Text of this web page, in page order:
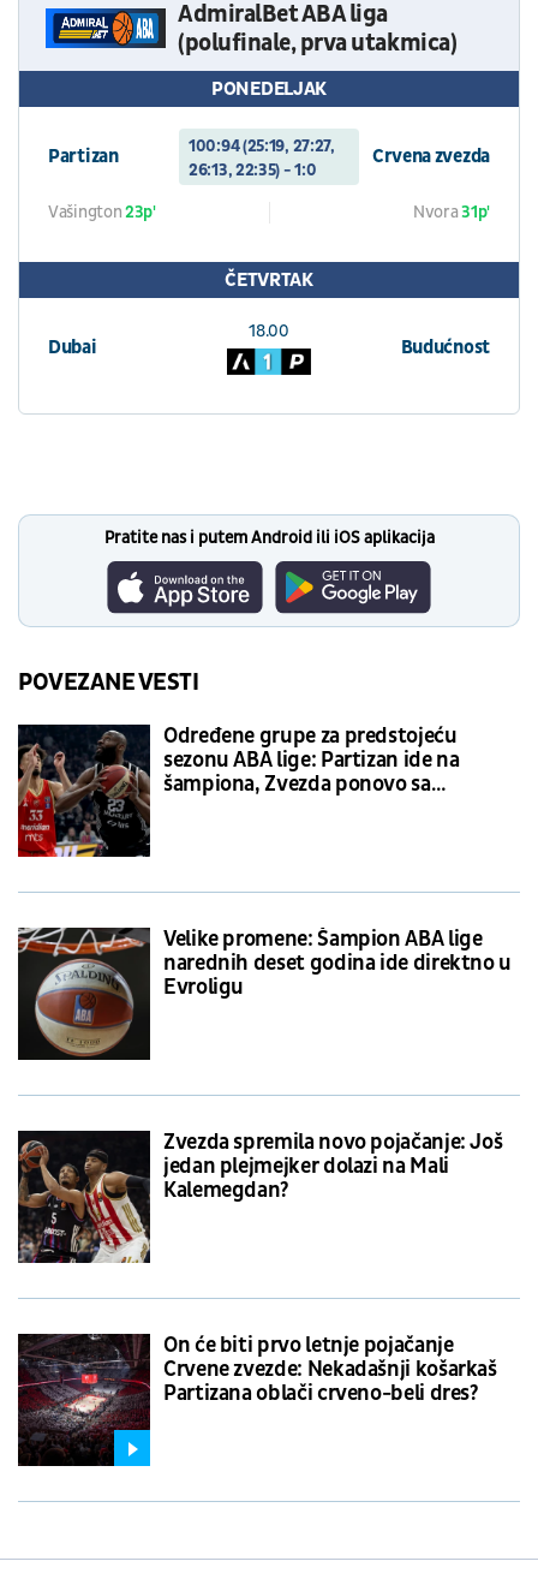
AdmiralBet ABA liga
(polufinale, prva utakmica)
PONEDELJAK
Partizan
100:94 (25:19, 27:27,
26:13, 22:35) - 1:0
Crvena zvezda
Vašington23p' Nvora31p'
ČETVRTAK
Dubai
18.00
Budućnost
Pratite nas i putem Android ili iOS aplikacija
POVEZANE VESTI
Određene grupe za predstojeću
sezonu ABA lige: Partizan ide na
šampiona, Zvezda ponovo sa
Velike promene: Šampion ABA lige
narednih deset godina ide direktno u
Evroligu
Zvezda spremila novo pojačanje: Još
jedan plejmejker dolazi na Mali
Kalemegdan?
On će biti prvo letnje pojačanje
Crvene zvezde: Nekadašnji košarkaš
Partizana oblači crveno-beli dres?